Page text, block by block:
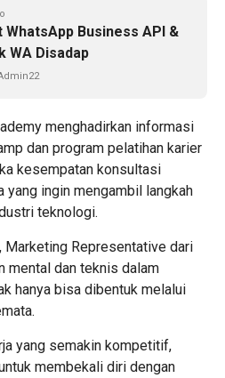
WhatsApp Business API &
WA Disadap
menghadirkan informasi
dan program pelatihan karier
kesempatan konsultasi
yang ingin mengambil langkah
teknologi.
Marketing Representative dari
mental dan teknis dalam
hanya bisa dibentuk melalui
yang semakin kompetitif,
membekali diri dengan